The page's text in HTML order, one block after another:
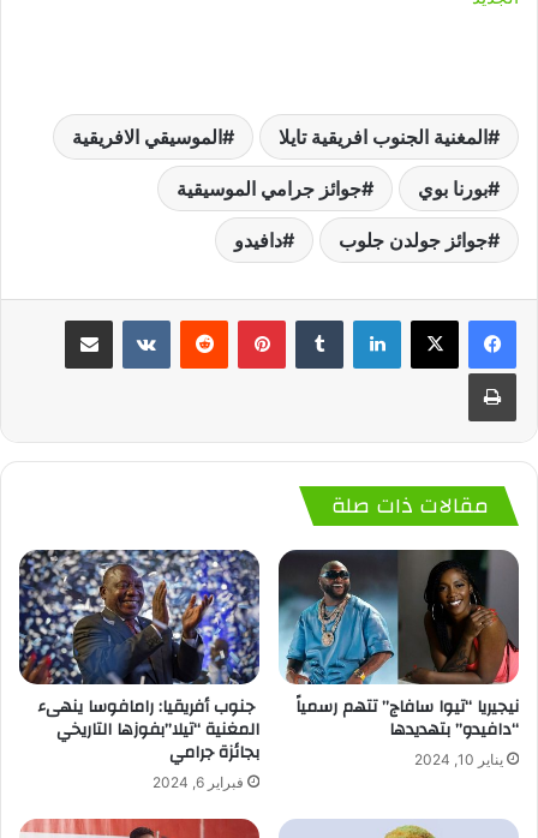
المغنية الجنوب افريقية تايلا الموسيقي الافريقية
بورنا بوي جوائز جرامي الموسيقية
جوائز جولدن جلوب دافيدو
لينكدإن بينتيريست
مقالات ذات صلة
نيجيريا “تيوا سافاج” تتهم رسمياً
“دافيدو” بتهديدها
يناير 10, 2024
جنوب أفريقيا: رامافوسا ينهىء
المغنية “تيلا”بفوزها التاريخي
بجائزة جرامي
فبراير 6, 2024